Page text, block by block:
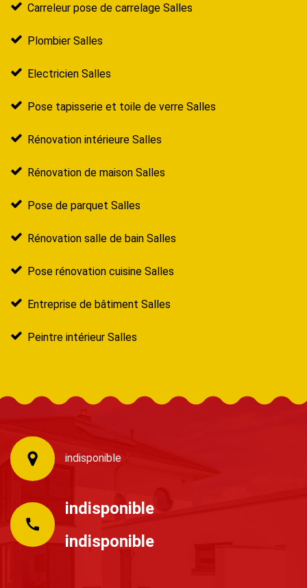
Carreleur pose de carrelage Salles
Plombier Salles
Electricien Salles
Pose tapisserie et toile de verre Salles
Rénovation intérieure Salles
Rénovation de maison Salles
Pose de parquet Salles
Rénovation salle de bain Salles
Pose rénovation cuisine Salles
Entreprise de bâtiment Salles
Peintre intérieur Salles
indisponible
indisponible
indisponible